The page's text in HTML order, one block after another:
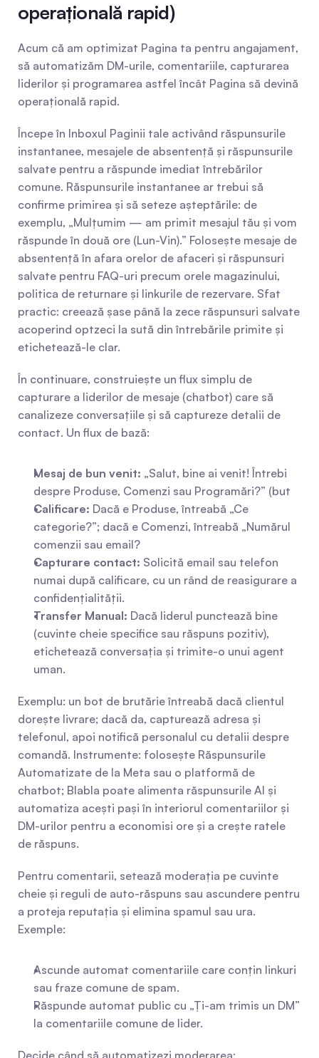
operațională rapid)
Acum că am optimizat Pagina ta pentru angajament,
să automatizăm DM-urile, comentariile, capturarea
liderilor și programarea astfel încât Pagina să devină
operațională rapid.
Începe în Inboxul Paginii tale activând răspunsurile
instantanee, mesajele de absentență și răspunsurile
salvate pentru a răspunde imediat întrebărilor
comune. Răspunsurile instantanee ar trebui să
confirme primirea și să seteze așteptările: de
exemplu, „Mulțumim — am primit mesajul tău și vom
răspunde în două ore (Lun-Vin).” Folosește mesaje de
absentență în afara orelor de afaceri și răspunsuri
salvate pentru FAQ-uri precum orele magazinului,
politica de returnare și linkurile de rezervare. Sfat
practic: creează șase până la zece răspunsuri salvate
acoperind optzeci la sută din întrebările primite și
etichetează-le clar.
În continuare, construiește un flux simplu de
capturare a liderilor de mesaje (chatbot) care să
canalizeze conversațiile și să captureze detalii de
contact. Un flux de bază:
Mesaj de bun venit: „Salut, bine ai venit! Întrebi
despre Produse, Comenzi sau Programări?” (but
Calificare: Dacă e Produse, întreabă „Ce
categorie?”; dacă e Comenzi, întreabă „Numărul
comenzii sau email?
Capturare contact: Solicită email sau telefon
numai după calificare, cu un rând de reasigurare a
confidențialității.
Transfer Manual: Dacă liderul punctează bine
(cuvinte cheie specifice sau răspuns pozitiv),
etichetează conversația și trimite-o unui agent
uman.
Exemplu: un bot de brutărie întreabă dacă clientul
dorește livrare; dacă da, capturează adresa și
telefonul, apoi notifică personalul cu detalii despre
comandă. Instrumente: folosește Răspunsurile
Automatizate de la Meta sau o platformă de
chatbot; Blabla poate alimenta răspunsurile AI și
automatiza acești pași în interiorul comentariilor și
DM-urilor pentru a economisi ore și a crește ratele
de răspuns.
Pentru comentarii, setează moderația pe cuvinte
cheie și reguli de auto-răspuns sau ascundere pentru
a proteja reputația și elimina spamul sau ura.
Exemple:
Ascunde automat comentariile care conțin linkuri
sau fraze comune de spam.
Răspunde automat public cu „Ți-am trimis un DM”
la comentariile comune de lider.
Decide când să automatizezi moderarea: